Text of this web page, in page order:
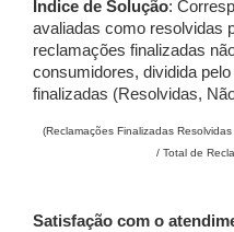
Índice de Solução:
avaliadas como resolvidas
reclamações finalizadas
consumidores, dividida
finalizadas (Resolvidas,
(Reclamações Finalizadas
/ Total de
Satisfação com o